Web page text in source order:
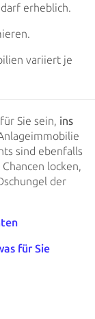
erheblich.
variiert je
Sie sein, ins
sind ebenfalls
locken,
der
für Sie